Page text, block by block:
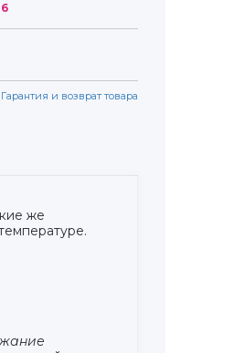
Гарантия и возврат товара
же